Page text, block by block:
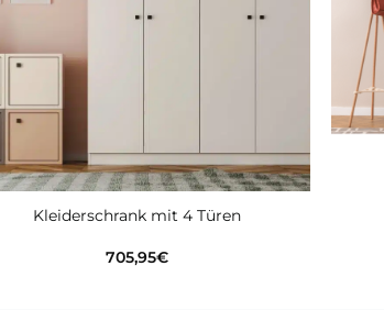
Kleiderschrank mit 4 Türen
705,95€